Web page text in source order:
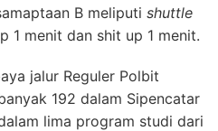
B meliputi shuttle
1 menit dan shit up 1 menit.
jalur Reguler Polbit
192 dalam Sipencatar
lima program studi dari